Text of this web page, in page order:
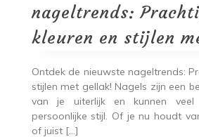
nageltrends:
kleuren en stijlen
Ontdek de nieuwste nageltrends:
stijlen met gellak! Nagels zijn een
van je uiterlijk en kunnen
persoonlijke stijl. Of je nu houdt
of juist […]